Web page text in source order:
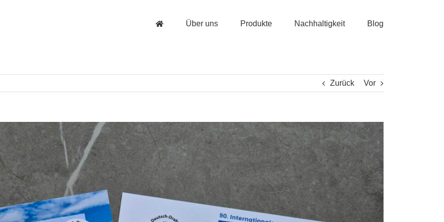
Über uns Produkte Nachhaltigkeit Blog
Zurück Vor